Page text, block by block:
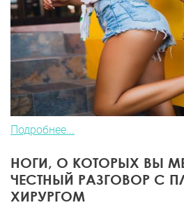
Подробнее...
НОГИ, О КОТОРЫХ ВЫ
ЧЕСТНЫЙ РАЗГОВОР С
ХИРУРГОМ